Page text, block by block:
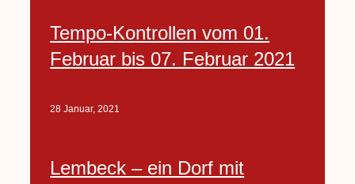
Tempo-Kontrollen vom 01.
Februar bis 07. Februar 2021
28 Januar, 2021
Lembeck – ein Dorf mit